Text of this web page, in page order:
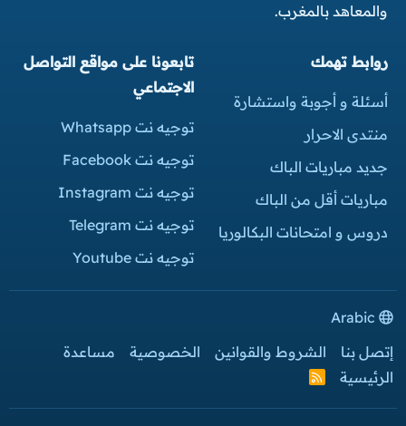
والمعاهد بالمغرب.
روابط تهمك
أسئلة و أجوبة واستشارة
منتدى الاحرار
جديد مباريات الباك
مباريات أقل من الباك
دروس و امتحانات البكالوريا
تابعونا على مواقع التواصل
الاجتماعي
توجيه نت Whatsapp
توجيه نت Facebook
توجيه نت Instagram
توجيه نت Telegram
توجيه نت Youtube
إتصل بنا
الشروط والقوانين الخصوصية
مساعدة
الرئيسية
R
S